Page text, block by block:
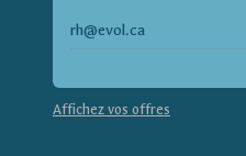
rh@evol.ca
Affichez vos offres